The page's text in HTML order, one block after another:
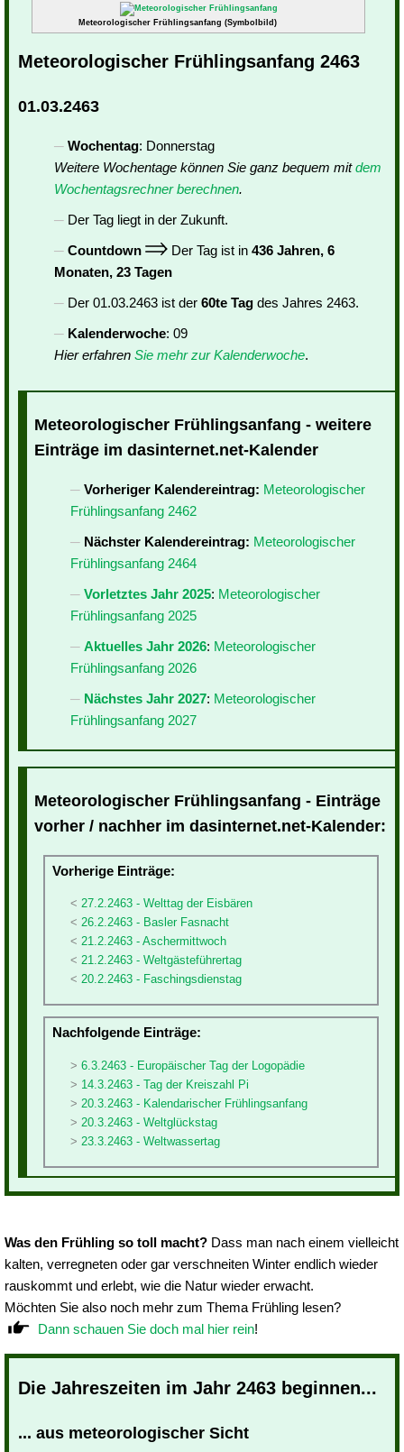
Meteorologischer Frühlingsanfang (Symbolbild)
Meteorologischer Frühlingsanfang 2463
01.03.2463
Wochentag: Donnerstag
Weitere Wochentage können Sie ganz bequem mitdem
Wochentagsrechner berechnen.
Der Tag liegt in der Zukunft.
Countdown
Der Tag ist in 436 Jahren, 6
Monaten, 23 Tagen
Der 01.03.2463 ist der 60te Tag des Jahres 2463.
Kalenderwoche: 09
Hier erfahren Sie mehr zur Kalenderwoche.
Meteorologischer Frühlingsanfang - weitere
Einträge im dasinternet.net-Kalender
Vorheriger Kalendereintrag: Meteorologischer
Frühlingsanfang 2462
Nächster Kalendereintrag: Meteorologischer
Frühlingsanfang 2464
Vorletztes Jahr 2025: Meteorologischer
Frühlingsanfang 2025
Aktuelles Jahr 2026: Meteorologischer
Frühlingsanfang 2026
Nächstes Jahr 2027: Meteorologischer
Frühlingsanfang 2027
Meteorologischer Frühlingsanfang - Einträge
vorher / nachher im dasinternet.net-Kalender:
Vorherige Einträge:
27.2.2463 - Welttag der Eisbären
26.2.2463 - Basler Fasnacht
21.2.2463 - Aschermittwoch
21.2.2463 - Weltgästeführertag
20.2.2463 - Faschingsdienstag
Nachfolgende Einträge:
6.3.2463 - Europäischer Tag der Logopädie
14.3.2463 - Tag der Kreiszahl Pi
20.3.2463 - Kalendarischer Frühlingsanfang
20.3.2463 - Weltglückstag
23.3.2463 - Weltwassertag
Was den Frühling so toll macht? Dass man nach einem vielleicht
kalten, verregneten oder gar verschneiten Winter endlich wieder
rauskommt und erlebt, wie die Natur wieder erwacht.
Möchten Sie also noch mehr zum Thema Frühling lesen?
Dann schauen Sie doch mal hier rein!
Die Jahreszeiten im Jahr 2463 beginnen...
... aus meteorologischer Sicht